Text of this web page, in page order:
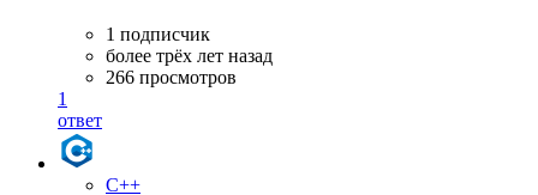
1 подписчик
более трёх лет назад
266 просмотров
1
ответ
C++